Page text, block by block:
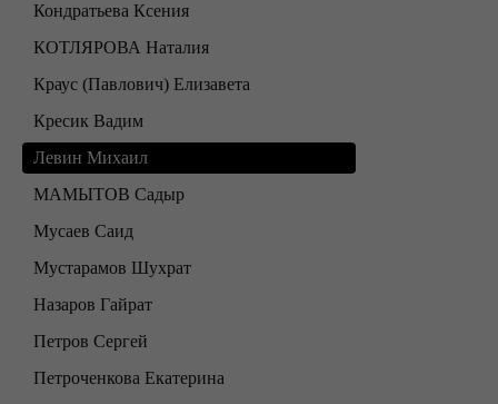
Кондратьева Ксения
КОТЛЯРОВА Наталия
Краус (Павлович) Елизавета
Кресик Вадим
Левин Михаил
МАМЫТОВ Садыр
Мусаев Саид
Мустарамов Шухрат
Назаров Гайрат
Петров Сергей
Петроченкова Екатерина